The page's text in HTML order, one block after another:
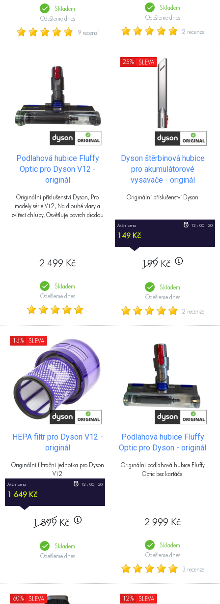
Skladem
Odešleme dnes
9 recenzí
Skladem
Odešleme dnes
2 recenze
Podlahová hubice Fluffy
Optic pro Dyson V12 -
originál
Originální příslušenství Dyson, Pro
modely série V12, Na dlouhé vlasy a
zvířecí chlupy, Osvětluje povrch diodou
2 499 Kč
Skladem
Odešleme dnes
Dyson štěrbinová hubice
pro akumulátorové
vysavače - originál
Originální příslušenství Dyson
25% SLEVA
Akční cena
149 Kč
12 : 00 : 29
199 Kč
Skladem
Odešleme dnes
2 recenze
HEPA filtr pro Dyson V12 -
originál
Originální filtrační jednotka pro Dyson
V12
13% SLEVA
Akční cena
1 649 Kč
12 : 00 : 29
1 899 Kč
Skladem
Odešleme dnes
Podlahová hubice Fluffy
Optic pro Dyson - originál
Originální podlahová hubice Fluffy
Optic bez kartáče.
2 999 Kč
Skladem
Odešleme dnes
3 recenze
60% SLEVA 12% SLEVA